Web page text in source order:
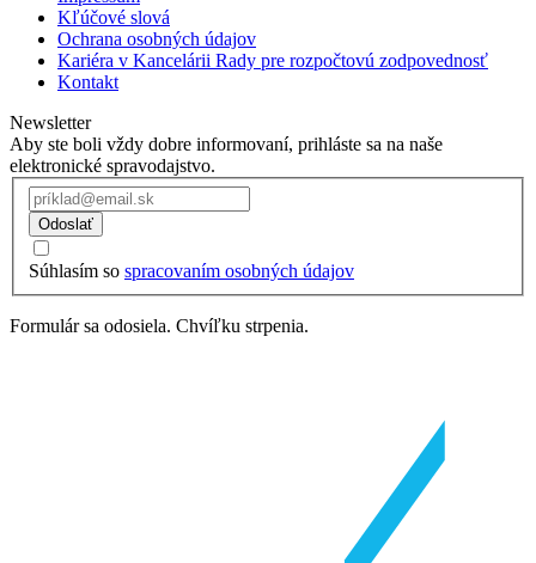
Kľúčové slová
Ochrana osobných údajov
Kariéra v Kancelárii Rady pre rozpočtovú zodpovednosť
Kontakt
Newsletter
Aby ste boli vždy dobre informovaní, prihláste sa na naše
elektronické spravodajstvo.
Odoslať
Súhlasím so spracovaním osobných údajov
Formulár sa odosiela. Chvíľku strpenia.